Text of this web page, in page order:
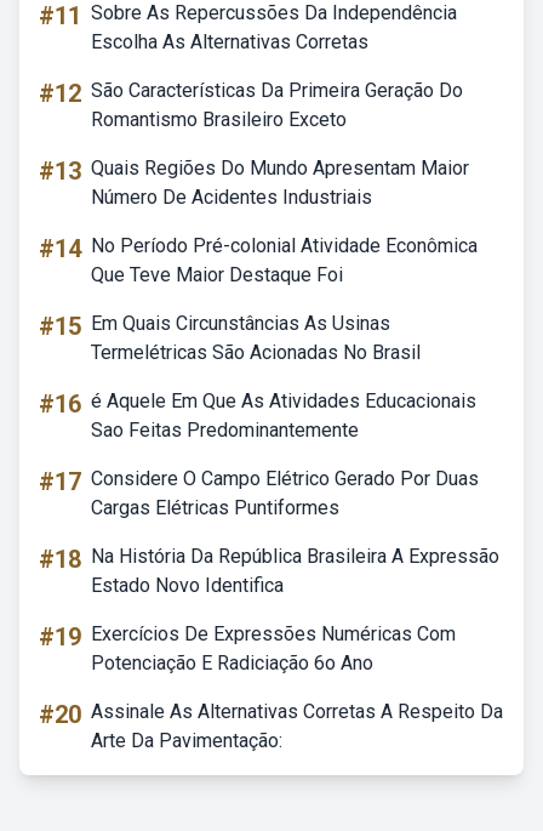
#11 Sobre As Repercussões Da Independência
Escolha As Alternativas Corretas
#12 São Características Da Primeira Geração Do
Romantismo Brasileiro Exceto
#13 Quais Regiões Do Mundo Apresentam Maior
Número De Acidentes Industriais
#14 No Período Pré-colonial Atividade Econômica
Que Teve Maior Destaque Foi
#15 Em Quais Circunstâncias As Usinas
Termelétricas São Acionadas No Brasil
#16 é Aquele Em Que As Atividades Educacionais
Sao Feitas Predominantemente
#17 Considere O Campo Elétrico Gerado Por Duas
Cargas Elétricas Puntiformes
#18 Na História Da República Brasileira A Expressão
Estado Novo Identifica
#19 Exercícios De Expressões Numéricas Com
Potenciação E Radiciação 6o Ano
#20 Assinale As Alternativas Corretas A Respeito Da
Arte Da Pavimentação: